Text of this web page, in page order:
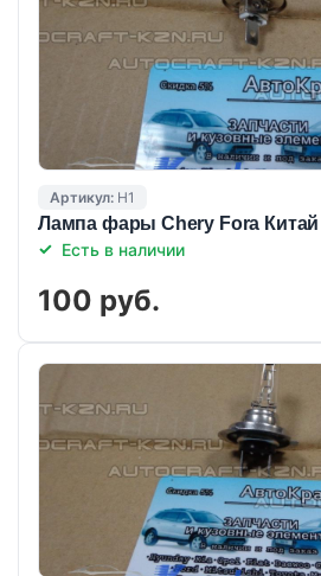
Артикул: H1
Лампа фары Chery Fora Китай
Есть в наличии
100 руб.